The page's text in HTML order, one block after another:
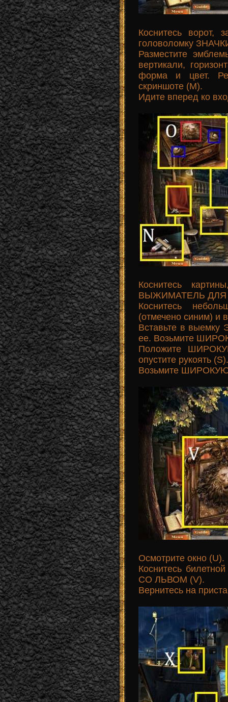
Коснитесь ворот,
головоломку
Разместите
вертикали,
форма и цвет.
скриншоте (M).
Идите вперед ко
Коснитесь
ВЫЖИМАТЕЛЬ ДЛЯ
Коснитесь
(отмечено синим)
Вставьте в
ее. Возьмите
Положите
опустите рукоять (S).
Возьмите
Осмотрите окно (U).
Коснитесь
СО ЛЬВОМ (V).
Вернитесь на